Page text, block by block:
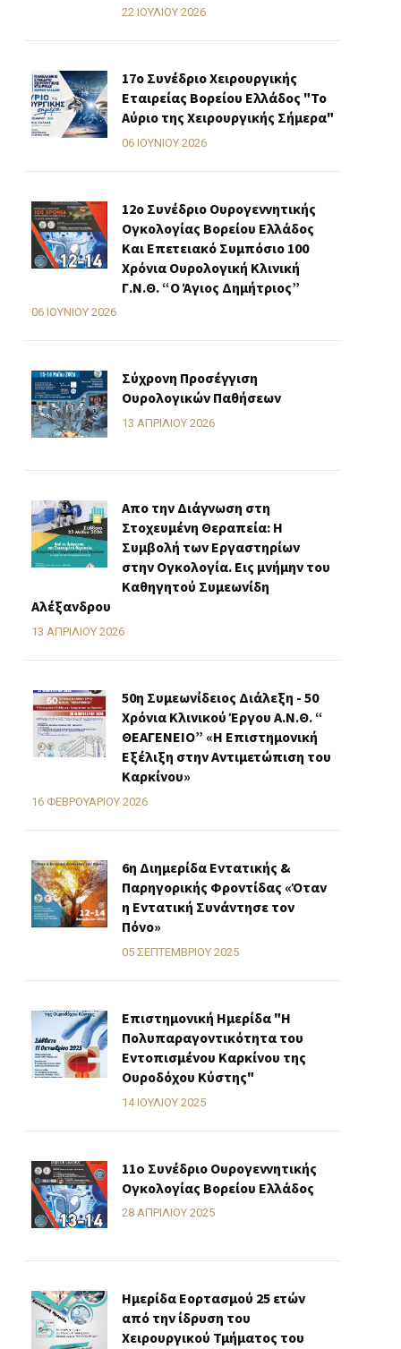
22 ΙΟΥΛΊΟΥ 2026
17ο Συνέδριο Χειρουργικής
Εταιρείας Βορείου Ελλάδος "Το
Αύριο της Χειρουργικής Σήμερα"
06 ΙΟΥΝΊΟΥ 2026
12ο Συνέδριο Ουρογεννητικής
Ογκολογίας Βορείου Ελλάδος
Και Επετειακό Συμπόσιο 100
Χρόνια Ουρολογική Κλινική
Γ.Ν.Θ. “Ο Άγιος Δημήτριος”
06 ΙΟΥΝΊΟΥ 2026
Σύχρονη Προσέγγιση
Ουρολογικών Παθήσεων
13 ΑΠΡΙΛΊΟΥ 2026
Απο την Διάγνωση στη
Στοχευμένη Θεραπεία: Η
Συμβολή των Εργαστηρίων
στην Ογκολογία. Εις μνήμην του
Καθηγητού Συμεωνίδη
Αλέξανδρου
13 ΑΠΡΙΛΊΟΥ 2026
50η Συμεωνίδειος Διάλεξη - 50
Χρόνια Κλινικού Έργου Α.Ν.Θ. “
ΘΕΑΓΕΝΕΙΟ” «H Επιστημονική
Εξέλιξη στην Αντιμετώπιση του
Καρκίνου»
16 ΦΕΒΡΟΥΑΡΊΟΥ 2026
6η Διημερίδα Εντατικής &
Παρηγορικής Φροντίδας «Όταν
η Εντατική Συνάντησε τον
Πόνο»
05 ΣΕΠΤΕΜΒΡΊΟΥ 2025
Επιστημονική Ημερίδα "Η
Πολυπαραγοντικότητα του
Εντοπισμένου Καρκίνου της
Ουροδόχου Κύστης"
14 ΙΟΥΛΊΟΥ 2025
11o Συνέδριο Ουρογεννητικής
Ογκολογίας Βορείου Ελλάδος
28 ΑΠΡΙΛΊΟΥ 2025
Ημερίδα Εορτασμού 25 ετών
από την ίδρυση του
Χειρουργικού Τμήματος του